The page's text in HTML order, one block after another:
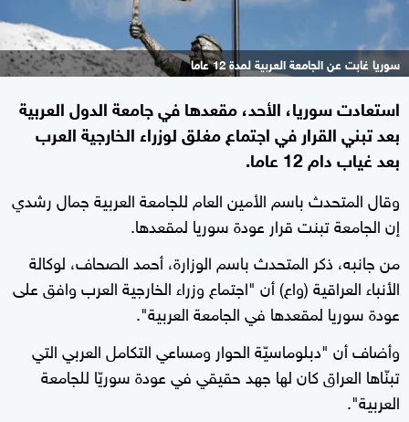
سوريا غابت عن الجامعة العربية لمدة 12 عاما
استعادت سوريا، الأحد، مقعدها في جامعة الدول العربية
بعد تبني القرار في اجتماع مغلق لوزراء الخارجية العرب
بعد غياب دام 12 عاما.
وقال المتحدث باسم الأمين العام للجامعة العربية جمال رشدي
إن الجامعة تبنت قرار عودة سوريا لمقعدها.
من جانبه، ذكر المتحدث باسم الوزارة، أحمد الصحاف، لوكالة
الأنباء العراقية (واع) أن "اجتماع وزراء الخارجية العرب وافق على
عودة سوريا لمقعدها في الجامعة العربية".
وأضاف أن "دبلوماسيّة الحوار ومساعي التكامل العربي التي
تبنّاها العراق كان لها جهد حقيقي في عودة سوريّا للجامعة
العربية".